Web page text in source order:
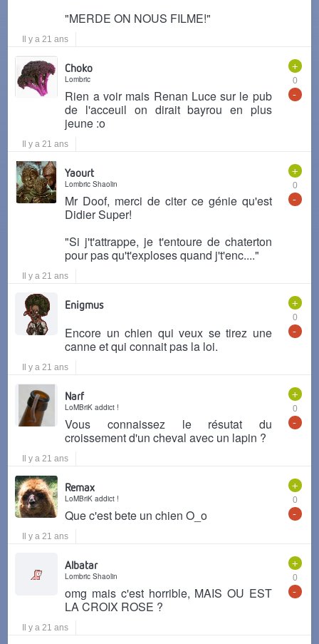
"MERDE ON NOUS FILME!"
Il y a 21 ans
+
0
-
Choko
Lombric
Rien a voir mais Renan Luce sur le pub
de l'acceuil on dirait bayrou en plus
jeune :o
Il y a 21 ans
+
0
-
Yaourt
Lombric Shaolin
Mr Doof, merci de citer ce génie qu'est
Didier Super!
"Si j't'attrappe, je t'entoure de chaterton
pour pas qu't'exploses quand j't'enc...."
Il y a 21 ans
+
0
-
Enigmus
Encore un chien qui veux se tirez une
canne et qui connait pas la loi.
Il y a 21 ans
+
0
-
Narf
LoMBriK addict !
Vous connaissez le résutat du
croissement d'un cheval avec un lapin ?
Il y a 21 ans
+
0
-
Remax
LoMBriK addict !
Que c'est bete un chien O_o
Il y a 21 ans
+
0
-
Albatar
Lombric Shaolin
omg mais c'est horrible, MAIS OU EST
LA CROIX ROSE ?
Il y a 21 ans